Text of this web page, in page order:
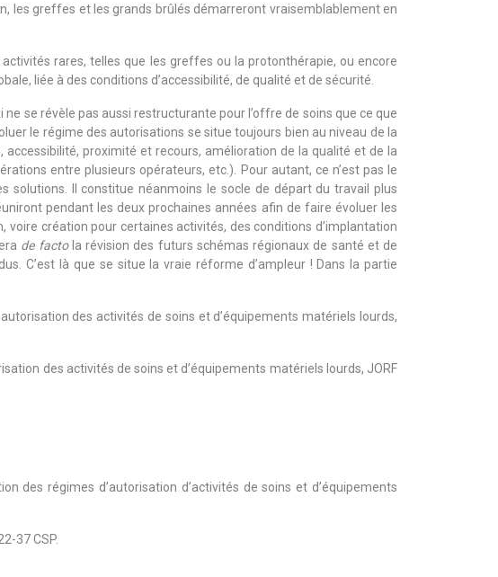
les greffes et les grands brûlés démarreront vraisemblablement en
rares, telles que les greffes ou la protonthérapie, ou encore
liée à des conditions d’accessibilité, de qualité et de sécurité.
se révèle pas aussi restructurante pour l’offre de soins que ce que
le régime des autorisations se situe toujours bien au niveau de la
proximité et recours, amélioration de la qualité et de la
entre plusieurs opérateurs, etc.). Pour autant, ce n’est pas le
Il constitue néanmoins le socle de départ du travail plus
pendant les deux prochaines années afin de faire évoluer les
création pour certaines activités, des conditions d’implantation
de factola révision des futurs schémas régionaux de santé et de
C’est là que se situe la vraie réforme d’ampleur ! Dans la partie
des activités de soins et d’équipements matériels lourds,
des activités de soins et d’équipements matériels lourds, JORF
des régimes d’autorisation d’activités de soins et d’équipements
37 CSP.